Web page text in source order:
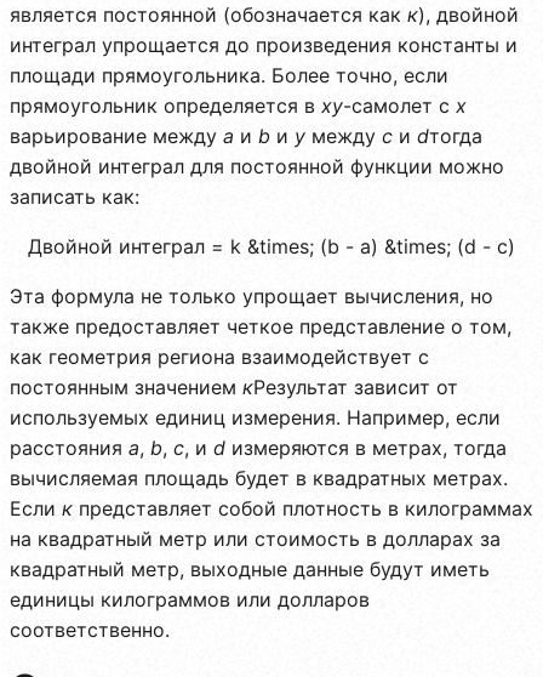
является постоянной (обозначается как к), двойной
интеграл упрощается до произведения константы и
площади прямоугольника. Более точно, если
прямоугольник определяется в xy-самолет с x
варьирование между а и b и y между c и dтогда
двойной интеграл для постоянной функции можно
записать как:
Двойной интеграл = k &times; (b - a) &times; (d - c)
Эта формула не только упрощает вычисления, но
также предоставляет четкое представление о том,
как геометрия региона взаимодействует с
постоянным значением кРезультат зависит от
используемых единиц измерения. Например, если
расстояния а, b, c, и d измеряются в метрах, тогда
вычисляемая площадь будет в квадратных метрах.
Если к представляет собой плотность в килограммах
на квадратный метр или стоимость в долларах за
квадратный метр, выходные данные будут иметь
единицы килограммов или долларов
соответственно.